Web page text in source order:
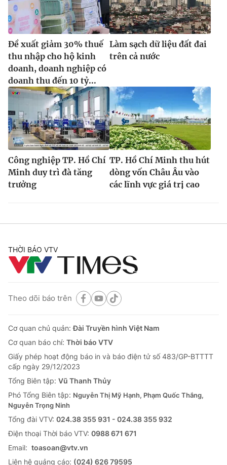
Đề xuất giảm 30% thuế
thu nhập cho hộ kinh
doanh, doanh nghiệp có
doanh thu đến 10 tỷ...
Làm sạch dữ liệu đất đai
trên cả nước
Công nghiệp TP. Hồ Chí
Minh duy trì đà tăng
trưởng
TP. Hồ Chí Minh thu hút
dòng vốn Châu Âu vào
các lĩnh vực giá trị cao
THỜI BÁO VTV
Theo dõi báo trên
Cơ quan chủ quản:Đài Truyền hình Việt Nam
Cơ quan báo chí: Thời báo VTV
Giấy phép hoạt động báo in và báo điện tử số 483/GP-BTTTT
cấp ngày 29/12/2023
Tổng Biên tập: Vũ Thanh Thủy
Phó Tổng Biên tập: Nguyễn Thị Mỹ Hạnh, Phạm Quốc Thắng,
Nguyễn Trọng Ninh
Tổng đài VTV: 024.38 355 931 - 024.38 355 932
Ðiện thoại Thời báo VTV: 0988 671 671
Email: toasoan@vtv.vn
Liên hệ quảng cáo: (024) 626 79595